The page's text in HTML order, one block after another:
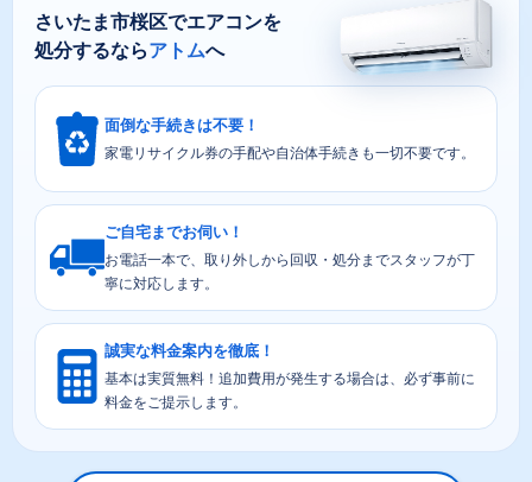
さいたま市桜区でエアコンを
処分するならアトムへ
面倒な手続きは不要！
家電リサイクル券の手配や自治体手続きも一切不要です。
ご自宅までお伺い！
お電話一本で、取り外しから回収・処分までスタッフが丁
寧に対応します。
誠実な料金案内を徹底！
基本は実質無料！追加費用が発生する場合は、必ず事前に
料金をご提示します。